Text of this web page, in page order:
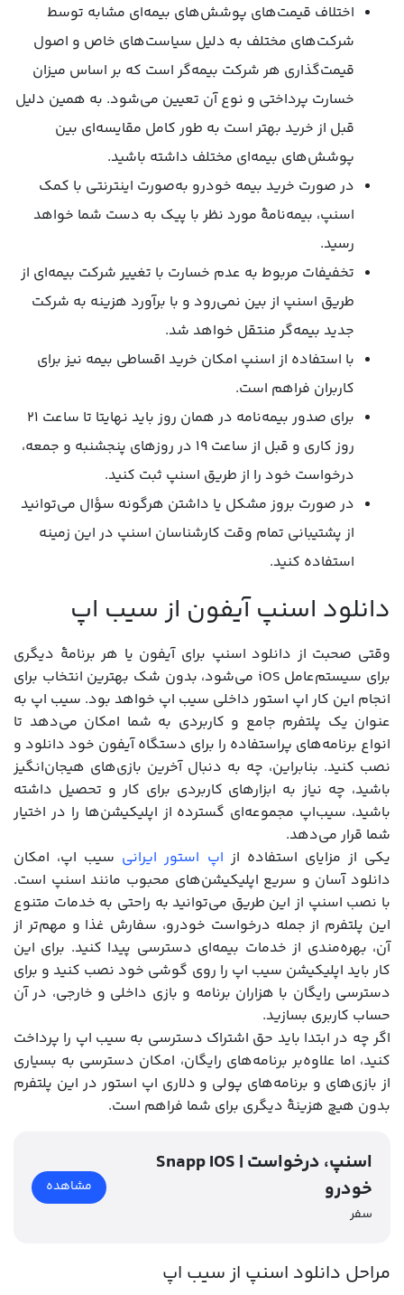
اختلاف قیمت‌های پوشش‌های بیمه‌ای مشابه توسط
شرکت‌های مختلف به دلیل سیاست‌های خاص و اصول
قیمت‌گذاری هر شرکت بیمه‌گر است که بر اساس میزان
خسارت پرداختی و نوع آن تعیین می‌شود. به همین دلیل
قبل از خرید بهتر است به طور کامل مقایسه‌ای بین
پوشش‌های بیمه‌ای مختلف داشته باشید.
در صورت خرید بیمه خودرو به‌صورت اینترنتی با کمک
اسنپ، بیمه‌نامۀ مورد نظر با پیک به دست شما خواهد
رسید.
تخفیفات مربوط به عدم خسارت با تغییر شرکت بیمه‌ای از
طریق اسنپ از بین نمی‌رود و با برآورد هزینه به شرکت
جدید بیمه‌گر منتقل خواهد شد.
با استفاده از اسنپ امکان خرید اقساطی بیمه نیز برای
کاربران فراهم است.
برای صدور بیمه‌نامه در همان روز باید نهایتا تا ساعت ۲۱
روز کاری و قبل از ساعت ۱۹ در روزهای پنجشنبه و جمعه،
درخواست خود را از طریق اسنپ ثبت کنید.
در صورت بروز مشکل یا داشتن هرگونه سؤال می‌توانید
از پشتیبانی تمام وقت کارشناسان اسنپ در این زمینه
استفاده کنید.
دانلود اسنپ آیفون از سیب اپ
وقتی صحبت از دانلود اسنپ برای آیفون یا هر برنامۀ دیگری
برای سیستم‌عامل iOS می‌شود، بدون شک بهترین انتخاب برای
انجام این کار اپ استور داخلی سیب اپ خواهد بود. سیب اپ به
عنوان یک پلتفرم جامع و کاربردی به شما امکان می‌دهد تا
انواع برنامه‌های پراستفاده را برای دستگاه آیفون خود دانلود و
نصب کنید. بنابراین، چه به دنبال آخرین بازی‌های هیجان‌انگیز
باشید، چه نیاز به ابزارهای کاربردی برای کار و تحصیل داشته
باشید، سیب‌اپ مجموعه‌ای گسترده از اپلیکیشن‌ها را در اختیار
شما قرار می‌دهد.
یکی از مزایای استفاده از اپ استور ایرانی سیب‌ اپ، امکان
دانلود آسان و سریع اپلیکیشن‌های محبوب مانند اسنپ است.
با نصب اسنپ از این طریق می‌توانید به راحتی به خدمات متنوع
این پلتفرم از جمله درخواست خودرو، سفارش غذا و مهم‌تر از
آن، بهره‌مندی از خدمات بیمه‌ای دسترسی پیدا کنید. برای این
کار باید اپلیکیشن سیب اپ را روی گوشی خود نصب کنید و برای
دسترسی رایگان با هزاران برنامه و بازی داخلی و خارجی، در آن
حساب کاربری بسازید.
اگر چه در ابتدا باید حق اشتراک دسترسی به سیب اپ را پرداخت
کنید، اما علاوه‌بر برنامه‌های رایگان، امکان دسترسی به بسیاری
از بازی‌های و برنامه‌های پولی و دلاری اپ استور در این پلتفرم
بدون هیچ هزینۀ دیگری برای شما فراهم است.
Snapp IOS | اسنپ، درخواست
خودرو
سفر
مشاهده
مراحل دانلود اسنپ از سیب اپ